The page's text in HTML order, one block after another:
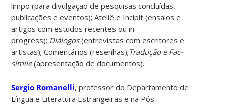
limpo (para divulgação de pesquisas concluídas,
publicações e eventos); Ateliê e Incipit (ensaios e
artigos com estudos recentes ou in
progress); Diálogos(entrevistas com escritores e
artistas); Comentários (resenhas);Traduçãoe Fac-
símile(apresentação de documentos).
Sergio Romanelli, professor do Departamento de
Língua e Literatura Estrangeiras e na Pós-